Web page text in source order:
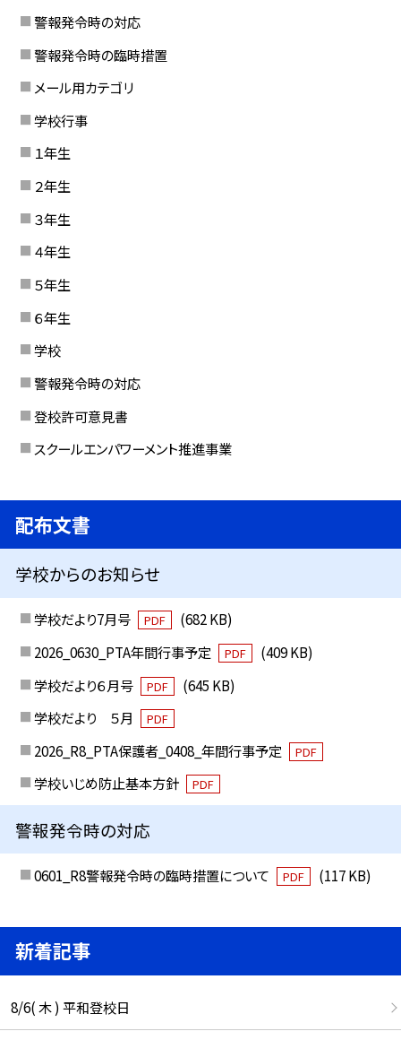
警報発令時の対応
警報発令時の臨時措置
メール用カテゴリ
学校行事
１年生
２年生
３年生
４年生
５年生
６年生
学校
警報発令時の対応
登校許可意見書
スクールエンパワーメント推進事業
配布文書
学校からのお知らせ
学校だより7月号 PDF
(682 KB)
2026_0630_PTA年間行事予定
PDF
(409 KB)
学校だより６月号
PDF
(645 KB)
学校だより ５月
PDF
2026_R8_PTA保護者_0408_年間行事予定 PDF
学校いじめ防止基本方針 PDF
警報発令時の対応
0601_R8警報発令時の臨時措置について PDF (117 KB)
新着記事
8/6( 木 ) 平和登校日